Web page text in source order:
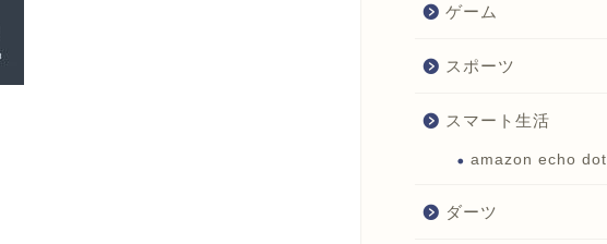
ゲーム
スポーツ
スマート生活
amazon echo dot
ダーツ